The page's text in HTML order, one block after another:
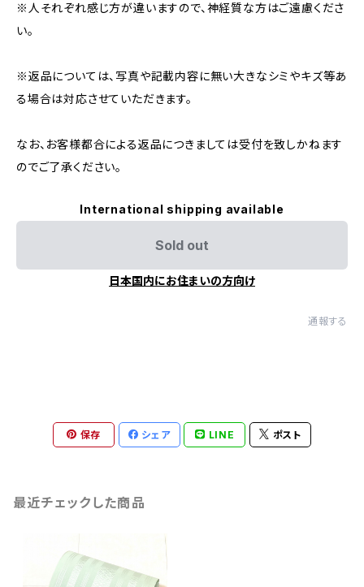
※人それぞれ感じ方が違いますので、神経質な方はご遠慮くださ
い。
※返品については、写真や記載内容に無い大きなシミやキズ等あ
る場合は対応させていただきます。
なお、お客様都合による返品につきましては受付を致しかねます
のでご了承ください。
International shipping available
Sold out
日本国内にお住まいの方向け
通報する
保存 シェア LINE ポスト
最近チェックした商品